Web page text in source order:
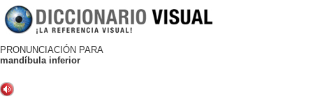
PRONUNCIACIÓN PARA
mandíbula inferior